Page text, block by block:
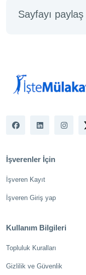
Sayfayı paylaş
İşverenler İçin
İşveren Kayıt
İşveren Giriş yap
Kullanım Bilgileri
Topluluk Kuralları
Gizlilik ve Güvenlik